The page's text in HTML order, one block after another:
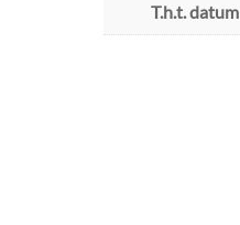
T.h.t. datum